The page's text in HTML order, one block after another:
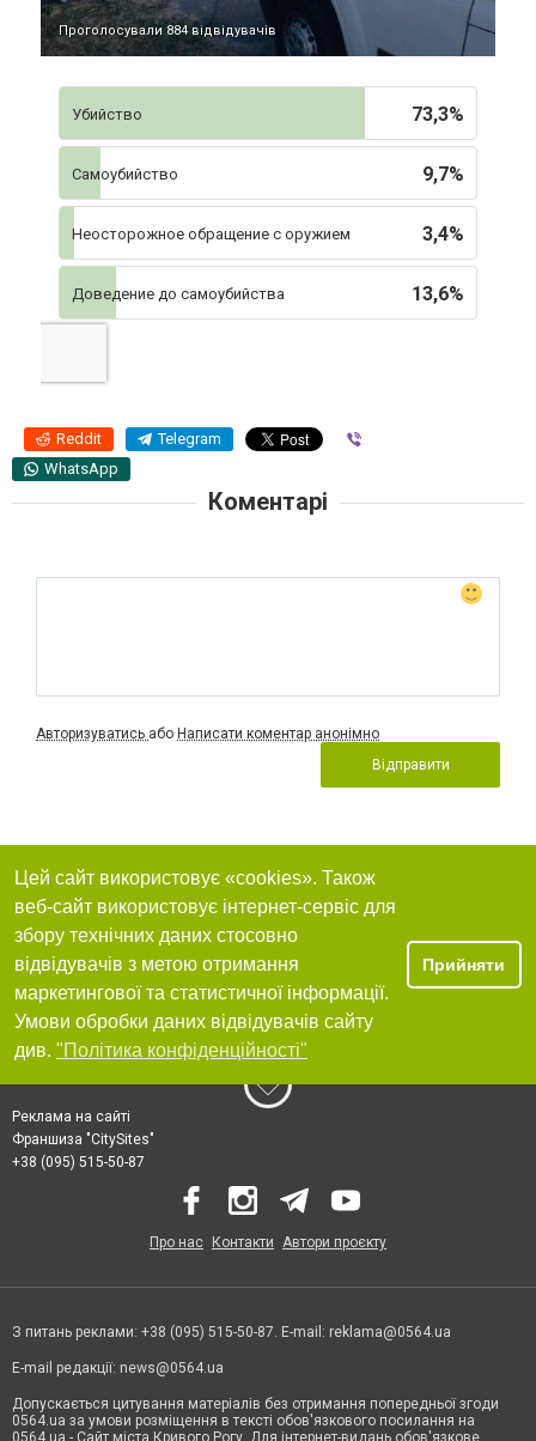
Проголосували 884 відвідувачів
73,3%
Убийство
9,7%
Самоубийство
3,4%
Неосторожное обращение с оружием
13,6%
Доведение до самоубийства
Reddit Telegram
WhatsApp
Коментарі
Авторизуватись або Написати коментар анонімно
Відправити
Цей сайт використовує «cookies». Також
веб-сайт використовує інтернет-сервіс для
збору технічних даних стосовно
відвідувачів з метою отримання
маркетингової та статистичної інформації.
Умови обробки даних відвідувачів сайту
див. "Політика конфіденційності"
Прийняти
Реклама на сайті
Франшиза "CitySites"
+38 (095) 515-50-87
Про нас Контакти Автори проєкту
З питань реклами: +38 (095) 515-50-87. E-mail: reklama@0564.ua
E-mail редакції: news@0564.ua
Допускається цитування матеріалів без отримання попередньої згоди
0564.ua за умови розміщення в тексті обов'язкового посилання на
0564.ua - Сайт міста Кривого Рогу. Для інтернет-видань обов'язкове